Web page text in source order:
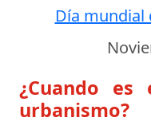
Día mundial
¿Cuando
urbanismo?